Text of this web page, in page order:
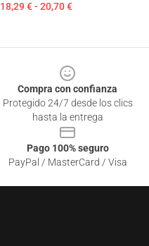
18,29 € - 20,70 €
Compra con confianza
Protegido 24/7 desde los clics
hasta la entrega
Pago 100% seguro
PayPal / MasterCard / Visa